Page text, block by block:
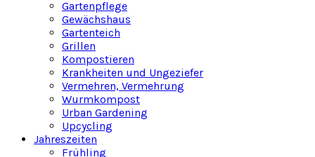
Gartenpflege
Gewächshaus
Gartenteich
Grillen
Kompostieren
Krankheiten und Ungeziefer
Vermehren, Vermehrung
Wurmkompost
Urban Gardening
Upcycling
Jahreszeiten
Frühling